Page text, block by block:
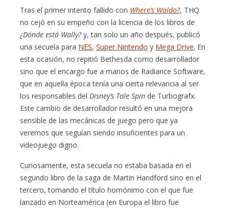
Tras el primer intento fallido con Where’s Waldo?, THQ
no cejó en su empeño con la licencia de los libros de
¿Dónde está Wally?y, tan solo un año después, publicó
una secuela para NES,Super Nintendo y Mega Drive. En
esta ocasión, no repitió Bethesda como desarrollador
sino que el encargo fue a manos de Radiance Software,
que en aquella época tenía una cierta relevancia al ser
los responsables delDisney’s Tale Spin de Turbografx.
Este cambio de desarrollador resultó en una mejora
sensible de las mecánicas de juego pero que ya
veremos que seguían siendo insuficientes para un
videojuego digno.
Curiosamente, esta secuela no estaba basada en el
segundo libro de la saga de Martin Handford sino en el
tercero, tomando el título homónimo con el que fue
lanzado en Norteamérica (en Europa el libro fue